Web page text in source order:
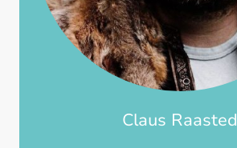
Claus Raasted